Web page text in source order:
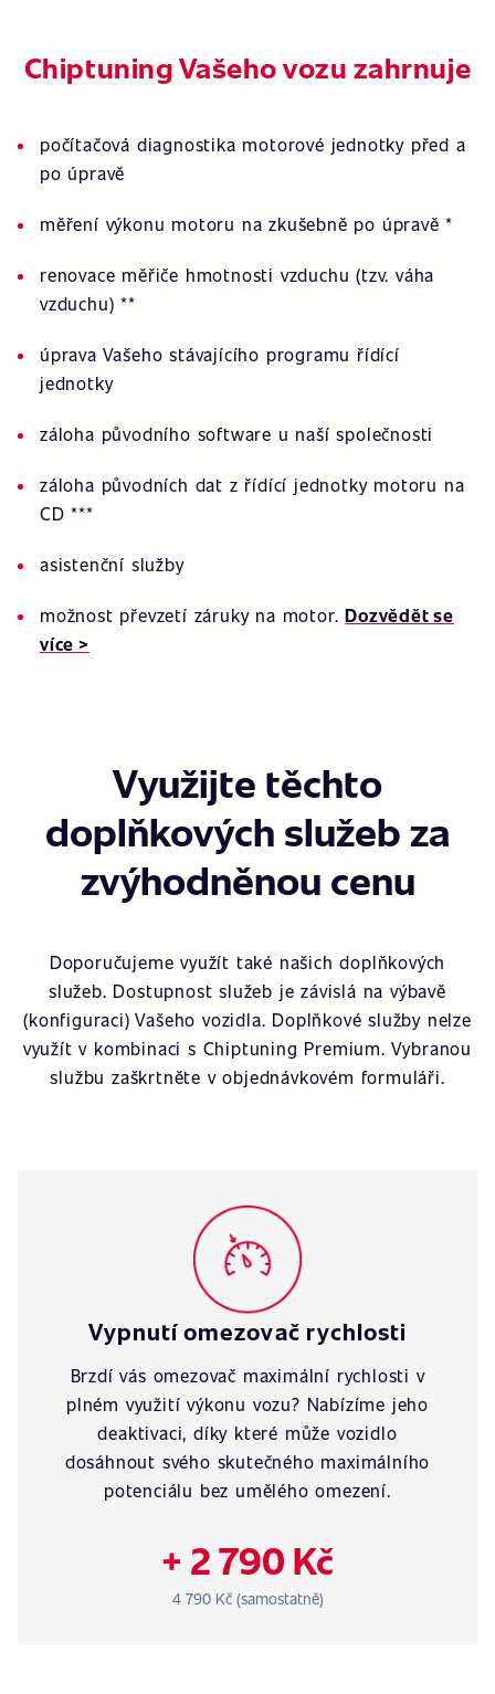
Chiptuning Vašeho vozu zahrnuje
počítačová diagnostika motorové jednotky před a
po úpravě
měření výkonu motoru na zkušebně po úpravě *
renovace měřiče hmotnosti vzduchu (tzv. váha
vzduchu) **
úprava Vašeho stávajícího programu řídící
jednotky
záloha původního software u naší společnosti
záloha původních dat z řídící jednotky motoru na
CD ***
asistenční služby
možnost převzetí záruky na motor.Dozvědět se
více >
Využijte těchto
doplňkových služeb za
zvýhodněnou cenu
Doporučujeme využít také našich doplňkových
služeb. Dostupnost služeb je závislá na výbavě
(konfiguraci) Vašeho vozidla. Doplňkové služby nelze
využít v kombinaci s Chiptuning Premium. Vybranou
službu zaškrtněte v objednávkovém formuláři.
Vypnutí omezovač rychlosti
Brzdí vás omezovač maximální rychlosti v
plném využití výkonu vozu? Nabízíme jeho
deaktivaci, díky které může vozidlo
dosáhnout svého skutečného maximálního
potenciálu bez umělého omezení.
+ 2 790 Kč
4 790 Kč (samostatně)